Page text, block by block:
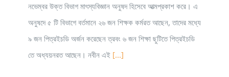
নভেম্বর উক্ত বিভাগ মাৎস্যবিজ্ঞান অনুষদ হিসেবে আত্মপ্রকাশ করে। এ
অনুষদে ৫ টি বিভাগে বর্তমানে ২৬ জন শিক্ষক কর্মরত আছেন, তাদের মধ্যে
৯ জন পিত্রইচডি অর্জন করেছেন ত্রবং ৬ জন শিক্ষা ছুটিতে পিত্রইচডি
তে অধ্যয়নরত আছেন। নবীন এই [...]